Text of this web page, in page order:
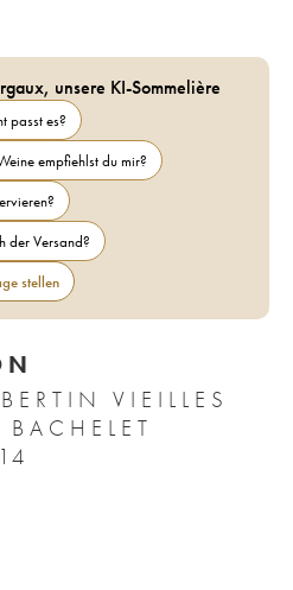
unsere KI-Sommelière
passt es?
empfiehlst du mir?
der Versand?
stellen
VIEILLES